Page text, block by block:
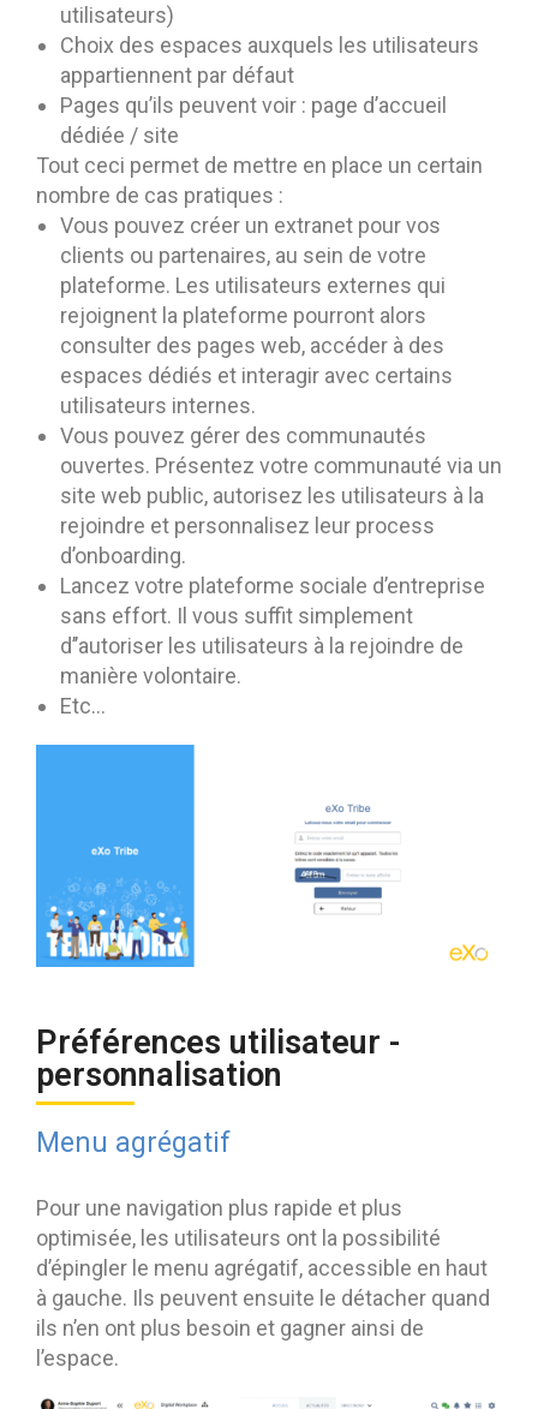
utilisateurs)
Choix des espaces auxquels les utilisateurs
appartiennent par défaut
Pages qu’ils peuvent voir : page d’accueil
dédiée / site
Tout ceci permet de mettre en place un certain
nombre de cas pratiques :
Vous pouvez créer un extranet pour vos
clients ou partenaires, au sein de votre
plateforme. Les utilisateurs externes qui
rejoignent la plateforme pourront alors
consulter des pages web, accéder à des
espaces dédiés et interagir avec certains
utilisateurs internes.
Vous pouvez gérer des communautés
ouvertes. Présentez votre communauté via un
site web public, autorisez les utilisateurs à la
rejoindre et personnalisez leur process
d’onboarding.
Lancez votre plateforme sociale d’entreprise
sans effort. Il vous suffit simplement
d’’autoriser les utilisateurs à la rejoindre de
manière volontaire.
Etc…
Préférences utilisateur -
personnalisation
Menu agrégatif
Pour une navigation plus rapide et plus
optimisée, les utilisateurs ont la possibilité
d’épingler le menu agrégatif, accessible en haut
à gauche. Ils peuvent ensuite le détacher quand
ils n’en ont plus besoin et gagner ainsi de
l’espace.